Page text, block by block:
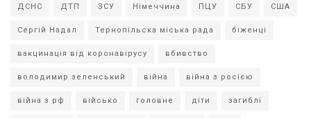
ДСНС ДТП ЗСУ Німеччина ПЦУ СБУ США
Сергій Надал Тернопільска міська рада біженці
вакцинація від коронавірусу вбивство
володимир зеленський війна війна з росією
війна з рф військо головне діти загиблі